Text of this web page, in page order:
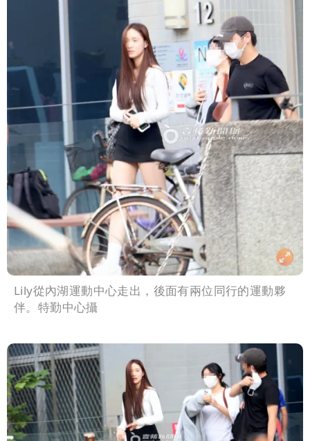
Lily從內湖運動中心走出，後面有兩位同行的運動夥
伴。特勤中心攝